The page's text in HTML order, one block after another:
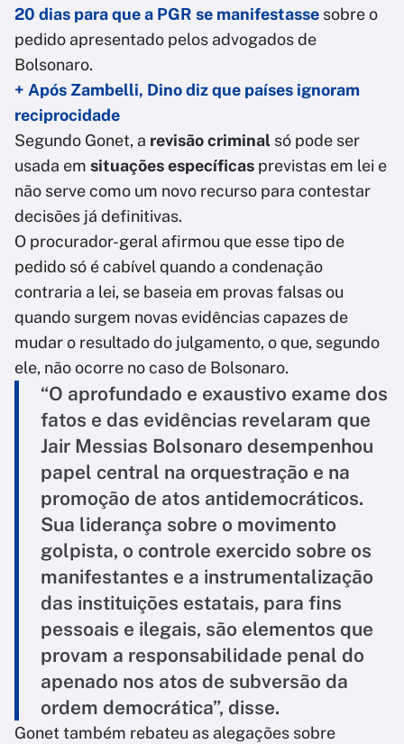
20 dias para que a PGR se manifestasse sobre o
pedido apresentado pelos advogados de
Bolsonaro.
+ Após Zambelli, Dino diz que países ignoram
reciprocidade
Segundo Gonet, a revisão criminal só pode ser
usada em situações específicas previstas em lei e
não serve como um novo recurso para contestar
decisões já definitivas.
O procurador-geral afirmou que esse tipo de
pedido só é cabível quando a condenação
contraria a lei, se baseia em provas falsas ou
quando surgem novas evidências capazes de
mudar o resultado do julgamento, o que, segundo
ele, não ocorre no caso de Bolsonaro.
“O aprofundado e exaustivo exame dos
fatos e das evidências revelaram que
Jair Messias Bolsonaro desempenhou
papel central na orquestração e na
promoção de atos antidemocráticos.
Sua liderança sobre o movimento
golpista, o controle exercido sobre os
manifestantes e a instrumentalização
das instituições estatais, para fins
pessoais e ilegais, são elementos que
provam a responsabilidade penal do
apenado nos atos de subversão da
ordem democrática”, disse.
Gonet também rebateu as alegações sobre